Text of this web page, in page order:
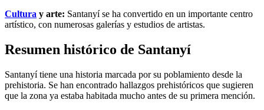
Cultura y arte: Santanyí se ha convertido en un importante centro
artístico, con numerosas galerías y estudios de artistas.
Resumen histórico de Santanyí
Santanyí tiene una historia marcada por su poblamiento desde la
prehistoria. Se han encontrado hallazgos prehistóricos que sugieren
que la zona ya estaba habitada mucho antes de su primera mención.